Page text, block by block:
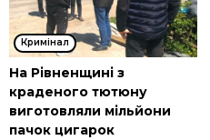
Кримінал
На Рівненщині з
краденого тютюну
виготовляли мільйони
пачок цигарок